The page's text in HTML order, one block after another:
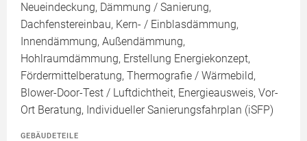
Neueindeckung, Dämmung / Sanierung,
Dachfenstereinbau, Kern- / Einblasdämmung,
Innendämmung, Außendämmung,
Hohlraumdämmung, Erstellung Energiekonzept,
Fördermittelberatung, Thermografie / Wärmebild,
Blower-Door-Test / Luftdichtheit, Energieausweis, Vor-
Ort Beratung, Individueller Sanierungsfahrplan (iSFP)
GEBÄUDETEILE